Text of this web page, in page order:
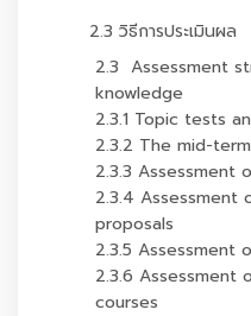
2.3 วิธีการประเมินผล
2.3 Assessment
knowledge
2.3.1 Topic tests
2.3.2 The mid-
2.3.3
2.3.4 Assessment
proposals
2.3.5 Assessment
2.3.6 Assessment
courses